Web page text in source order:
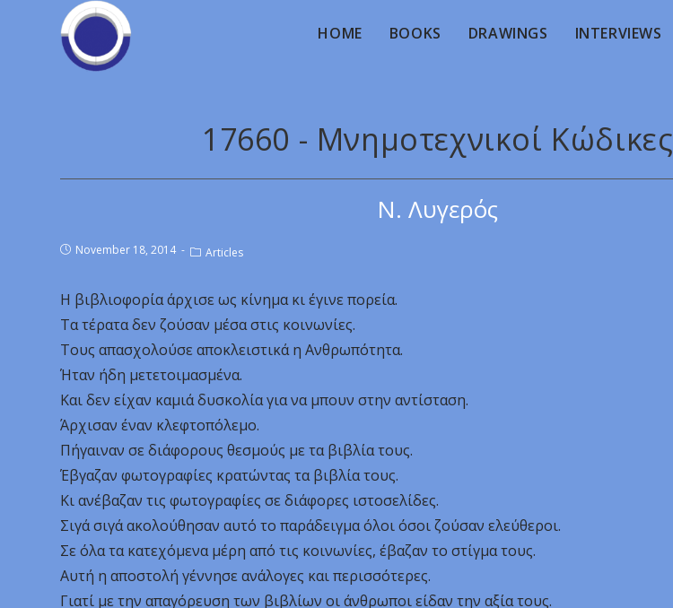
HOME BOOKS DRAWINGS INTERVIEWS
17660 - Μνημοτεχνικοί Κώδικες
Ν. Λυγερός
November 18, 2014 Articles
Η βιβλιοφορία άρχισε ως κίνημα κι έγινε πορεία.
Τα τέρατα δεν ζούσαν μέσα στις κοινωνίες.
Τους απασχολούσε αποκλειστικά η Ανθρωπότητα.
Ήταν ήδη μετετοιμασμένα.
Και δεν είχαν καμιά δυσκολία για να μπουν στην αντίσταση.
Άρχισαν έναν κλεφτοπόλεμο.
Πήγαιναν σε διάφορους θεσμούς με τα βιβλία τους.
Έβγαζαν φωτογραφίες κρατώντας τα βιβλία τους.
Κι ανέβαζαν τις φωτογραφίες σε διάφορες ιστοσελίδες.
Σιγά σιγά ακολούθησαν αυτό το παράδειγμα όλοι όσοι ζούσαν ελεύθεροι.
Σε όλα τα κατεχόμενα μέρη από τις κοινωνίες, έβαζαν το στίγμα τους.
Αυτή η αποστολή γέννησε ανάλογες και περισσότερες.
Γιατί με την απαγόρευση των βιβλίων οι άνθρωποι είδαν την αξία τους.